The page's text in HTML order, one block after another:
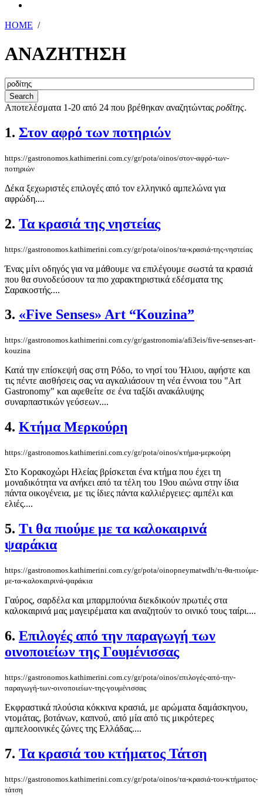
HOME /
ΑΝΑΖΗΤΗΣΗ
Αποτελέσματα 1-20 από 24 που βρέθηκαν αναζητώντας ροδίτης.
1. Στον αφρό των ποτηριών
https://gastronomos.kathimerini.com.cy/gr/pota/oinos/στον-αφρό-των-
ποτηριών
Δέκα ξεχωριστές επιλογές από τον ελληνικό αμπελώνα για
αφρώδη....
2. Τα κρασιά της νηστείας
https://gastronomos.kathimerini.com.cy/gr/pota/oinos/τα-κρασιά-της-νηστείας
Ένας μίνι οδηγός για να μάθουμε να επιλέγουμε σωστά τα κρασιά
που θα συνοδεύσουν τα πιο χαρακτηριστικά εδέσματα της
Σαρακοστής....
3. «Five Senses» Art “Kouzina”
https://gastronomos.kathimerini.com.cy/gr/gastronomia/afi3eis/five-senses-art-
kouzina
Κατά την επίσκεψή σας στη Ρόδο, το νησί του Ήλιου, αφήστε και
τις πέντε αισθήσεις σας να αγκαλιάσουν τη νέα έννοια του "Art
Gastronomy" και αφεθείτε σε ένα ταξίδι ανακάλυψης
συναρπαστικών γεύσεων....
4. Κτήμα Μερκούρη
https://gastronomos.kathimerini.com.cy/gr/pota/oinos/κτήμα-μερκούρη
Στο Κορακοχώρι Ηλείας βρίσκεται ένα κτήμα που έχει τη
μοναδικότητα να ανήκει από τα τέλη του 19ου αιώνα στην ίδια
πάντα οικογένεια, με τις ίδιες πάντα καλλιέργειες: αμπέλι και
ελιές....
5. Τι θα πιούμε με τα καλοκαιρινά
ψαράκια
https://gastronomos.kathimerini.com.cy/gr/pota/oinopneymatwdh/τι-θα-πιούμε-
με-τα-καλοκαιρινά-ψαράκια
Γαύρος, σαρδέλα και μπαρμπούνια διεκδικούν πρωτιές στα
καλοκαιρινά μας μαγειρέματα και αναζητούν το οινικό τους ταίρι....
6. Επιλογές από την παραγωγή των
οινοποιείων της Γουμένισσας
https://gastronomos.kathimerini.com.cy/gr/pota/oinos/επιλογές-από-την-
παραγωγή-των-οινοποιείων-της-γουμένισσας
Εκφραστικά πλούσια κόκκινα κρασιά, με αρώματα δαμάσκηνου,
ντομάτας, βοτάνων, καπνού, από μία από τις μικρότερες
αμπελοοινικές ζώνες της Ελλάδας....
7. Τα κρασιά του κτήματος Τάτση
https://gastronomos.kathimerini.com.cy/gr/pota/oinos/τα-κρασιά-του-κτήματος-
τάτση